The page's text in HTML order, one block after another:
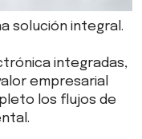
solución integral.
integradas,
empresarial
los flujos de